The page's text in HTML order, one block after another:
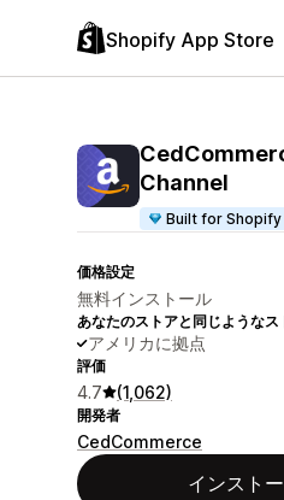
Shopify App Store
Channel
Built for Shopify
価格設定
無料インストール
あなたのストアと同じようなス
アメリカに拠点
評価
4.7 (1,062)
開発者
CedCommerce
インスト